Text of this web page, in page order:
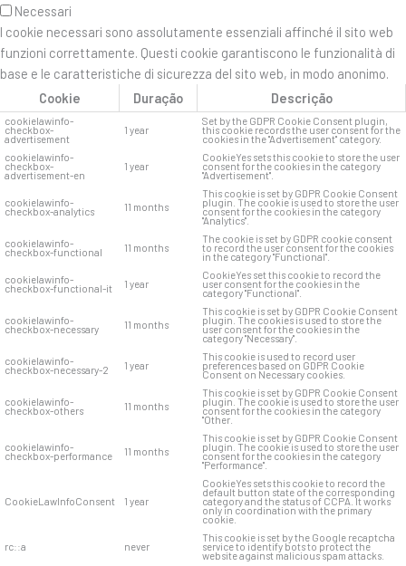
Necessari
I cookie necessari sono assolutamente essenziali affinché il sito web
funzioni correttamente. Questi cookie garantiscono le funzionalità di
base e le caratteristiche di sicurezza del sito web, in modo anonimo.
Cookie
Duração Descrição
cookielawinfo-
checkbox-
advertisement
1 year
Set by the GDPR Cookie Consent plugin,
this cookie records the user consent for the
cookies in the "Advertisement" category.
cookielawinfo-
checkbox-
advertisement-en
1 year
CookieYes sets this cookie to store the user
consent for the cookies in the category
"Advertisement".
cookielawinfo-
checkbox-analytics 11 months
This cookie is set by GDPR Cookie Consent
plugin. The cookie is used to store the user
consent for the cookies in the category
"Analytics".
cookielawinfo-
checkbox-functional 11 months
The cookie is set by GDPR cookie consent
to record the user consent for the cookies
in the category "Functional".
cookielawinfo-
checkbox-functional-it 1 year
CookieYes set this cookie to record the
user consent for the cookies in the
category "Functional".
cookielawinfo-
checkbox-necessary 11 months
This cookie is set by GDPR Cookie Consent
plugin. The cookies is used to store the
user consent for the cookies in the
category "Necessary".
cookielawinfo-
checkbox-necessary-2 1 year
This cookie is used to record user
preferences based on GDPR Cookie
Consent on Necessary cookies.
cookielawinfo-
checkbox-others 11 months
This cookie is set by GDPR Cookie Consent
plugin. The cookie is used to store the user
consent for the cookies in the category
"Other.
cookielawinfo-
checkbox-performance 11 months
This cookie is set by GDPR Cookie Consent
plugin. The cookie is used to store the user
consent for the cookies in the category
"Performance".
CookieLawInfoConsent 1 year
CookieYes sets this cookie to record the
default button state of the corresponding
category and the status of CCPA. It works
only in coordination with the primary
cookie.
rc::a never
This cookie is set by the Google recaptcha
service to identify bots to protect the
website against malicious spam attacks.